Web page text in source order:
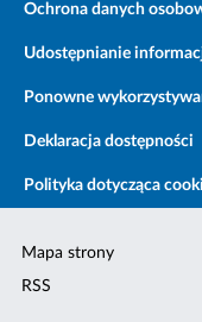
Ochrona danych
Udostępnianie
Ponowne
Deklaracja dostępności
Polityka dotycząca
Mapa strony
RSS